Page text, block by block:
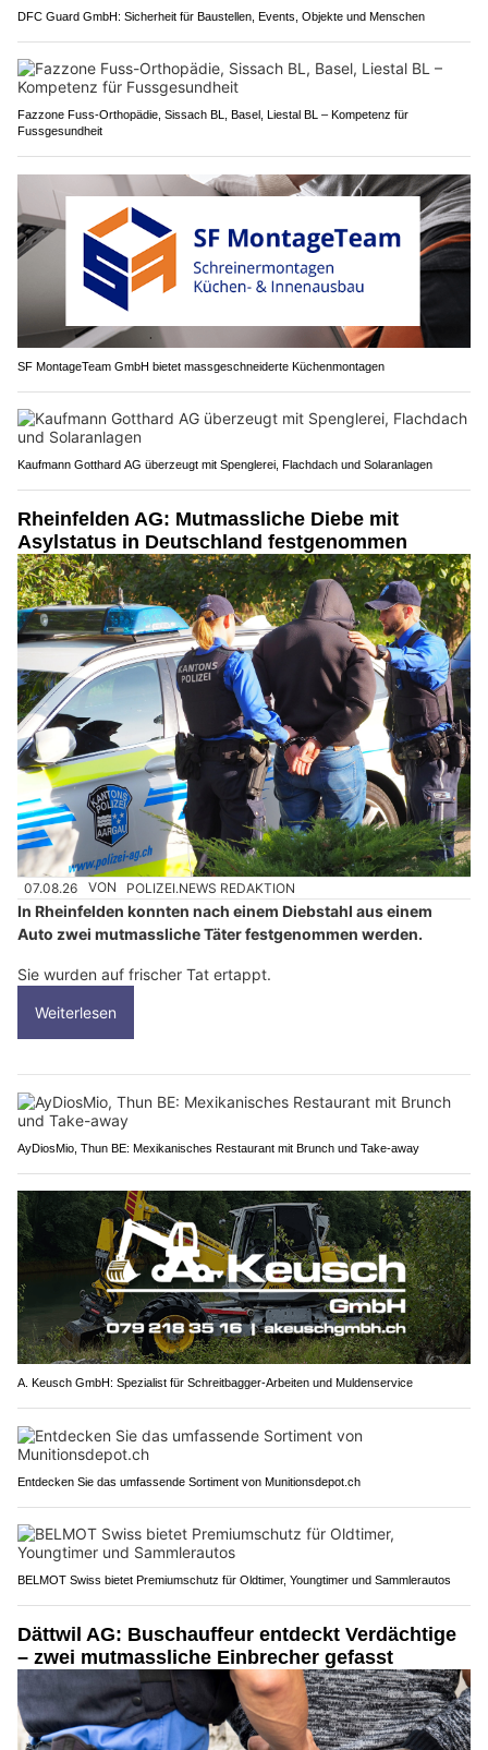
DFC Guard GmbH: Sicherheit für Baustellen, Events, Objekte und Menschen
Fazzone Fuss-Orthopädie, Sissach BL, Basel, Liestal BL – Kompetenz für
Fussgesundheit
SF MontageTeam GmbH bietet massgeschneiderte Küchenmontagen
Kaufmann Gotthard AG überzeugt mit Spenglerei, Flachdach und Solaranlagen
Rheinfelden AG: Mutmassliche Diebe mit
Asylstatus in Deutschland festgenommen
07.08.26 VON POLIZEI.NEWS REDAKTION
In Rheinfelden konnten nach einem Diebstahl aus einem
Auto zwei mutmassliche Täter festgenommen werden.
Sie wurden auf frischer Tat ertappt.
Weiterlesen
AyDiosMio, Thun BE: Mexikanisches Restaurant mit Brunch und Take-away
A. Keusch GmbH: Spezialist für Schreitbagger-Arbeiten und Muldenservice
Entdecken Sie das umfassende Sortiment von Munitionsdepot.ch
BELMOT Swiss bietet Premiumschutz für Oldtimer, Youngtimer und Sammlerautos
Dättwil AG: Buschauffeur entdeckt Verdächtige
– zwei mutmassliche Einbrecher gefasst